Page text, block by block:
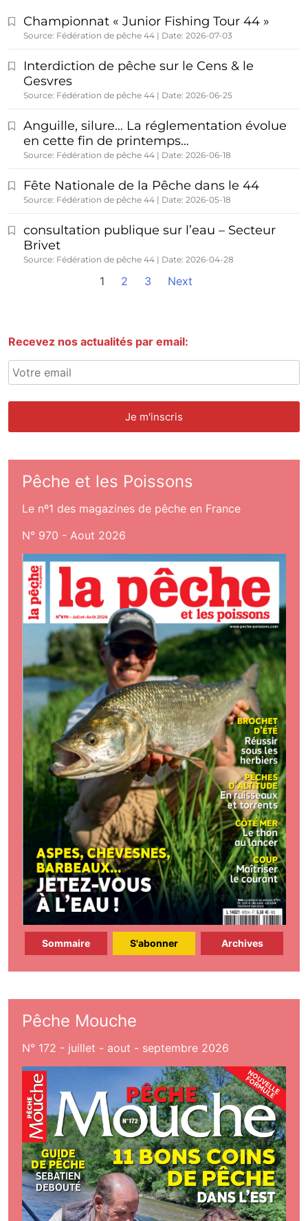
Championnat « Junior Fishing Tour 44 »
Source: Fédération de pêche 44 Date: 2026-07-03
Interdiction de pêche sur le Cens & le
Gesvres
Source: Fédération de pêche 44 Date: 2026-06-25
Anguille, silure… La réglementation évolue
en cette fin de printemps…
Source: Fédération de pêche 44 Date: 2026-06-18
Fête Nationale de la Pêche dans le 44
Source: Fédération de pêche 44 Date: 2026-05-18
consultation publique sur l’eau – Secteur
Brivet
Source: Fédération de pêche 44 Date: 2026-04-28
1 2 3 Next
Recevez nos actualités par email:
Pêche et les Poissons
Le nº1 des magazines de pêche en France
N° 970 - Aout 2026
Sommaire S'abonner Archives
Pêche Mouche
N° 172 - juillet - aout - septembre 2026